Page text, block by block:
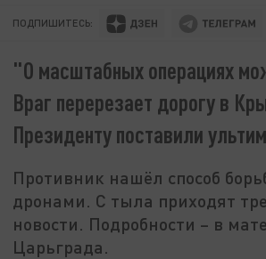
ПОДПИШИТЕСЬ:
"О масштабных операциях
Враг перерезает дорогу в
Президенту поставили
Противник нашёл способ
дронами. С тыла приходят
новости. Подробности – в
Царьграда.